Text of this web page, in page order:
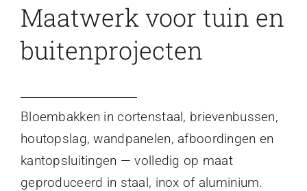
Maatwerk voor tuin en
buitenprojecten
Bloembakken in cortenstaal, brievenbussen,
houtopslag, wandpanelen, afboordingen en
kantopsluitingen — volledig op maat
geproduceerd in staal, inox of aluminium.